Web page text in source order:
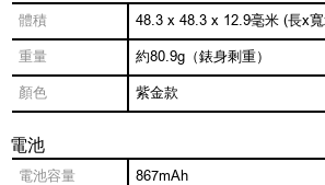
體積 48.3 x 48.3 x 12.9毫米 (長x
重量 約80.9g（錶身剩重）
顏色 紫金款
電池
電池容量 867mAh